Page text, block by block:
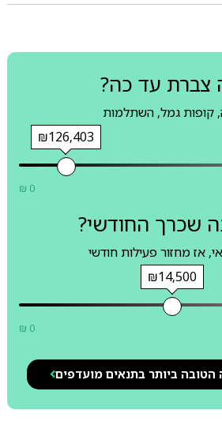
צברת עד כה?
קופות גמל, השתלמות
₪126,403
₪ 0
שכרך החודשי?
אז מחזור פעילות חודשי
₪14,500
₪ 0
ביותר בתנאים מועדפים